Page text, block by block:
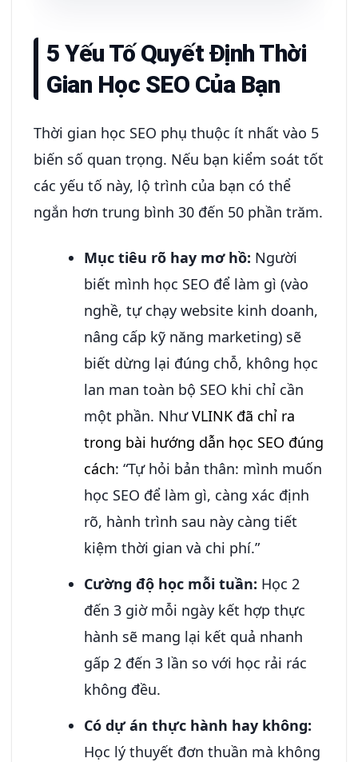
5 Yếu Tố Quyết Định Thời
Gian Học SEO Của Bạn
Thời gian học SEO phụ thuộc ít nhất vào 5
biến số quan trọng. Nếu bạn kiểm soát tốt
các yếu tố này, lộ trình của bạn có thể
ngắn hơn trung bình 30 đến 50 phần trăm.
Mục tiêu rõ hay mơ hồ: Người
biết mình học SEO để làm gì (vào
nghề, tự chạy website kinh doanh,
nâng cấp kỹ năng marketing) sẽ
biết dừng lại đúng chỗ, không học
lan man toàn bộ SEO khi chỉ cần
một phần. NhưVLINK đã chỉ ra
trong bài hướng dẫn học SEO đúng
cách: “Tự hỏi bản thân: mình muốn
học SEO để làm gì, càng xác định
rõ, hành trình sau này càng tiết
kiệm thời gian và chi phí.”
Cường độ học mỗi tuần: Học 2
đến 3 giờ mỗi ngày kết hợp thực
hành sẽ mang lại kết quả nhanh
gấp 2 đến 3 lần so với học rải rác
không đều.
Có dự án thực hành hay không:
Học lý thuyết đơn thuần mà không